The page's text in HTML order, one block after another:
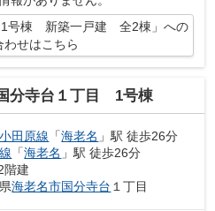
1号棟 新築一戸建 全2棟」への
わせはこちら
分寺台１丁目 1号棟
田原線 「海老名 」駅 徒歩26分
「海老名 」駅 徒歩26分
階建
海老名市国分寺台 １丁目